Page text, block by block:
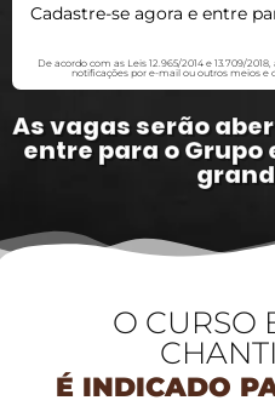
Cadastre-se agora e entre
De acordo com as Leis 12.965/2014 e 13.709/
notificações por e-mail ou outros meios e
As vagas serão
entre para o
O CURSO
É INDICADO